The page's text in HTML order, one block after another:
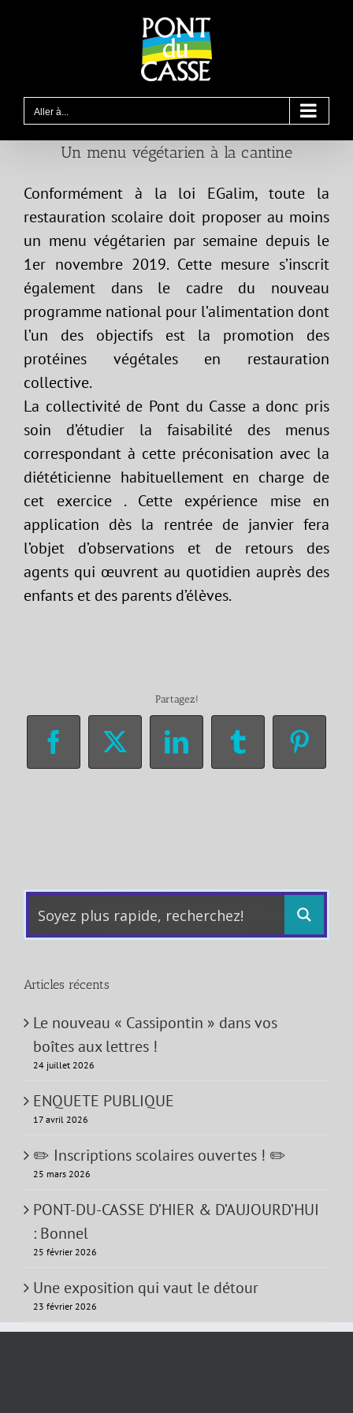
Aller à...
Un menu végétarien à la cantine
Conformément à la loi EGalim, toute la
restauration scolaire doit proposer au moins
un menu végétarien par semaine depuis le
1er novembre 2019. Cette mesure s’inscrit
également dans le cadre du nouveau
programme national pour l’alimentation dont
l’un des objectifs est la promotion des
protéines végétales en restauration
collective.
La collectivité de Pont du Casse a donc pris
soin d’étudier la faisabilité des menus
correspondant à cette préconisation avec la
diététicienne habituellement en charge de
cet exercice . Cette expérience mise en
application dès la rentrée de janvier fera
l’objet d’observations et de retours des
agents qui œuvrent au quotidien auprès des
enfants et des parents d’élèves.
Partagez!
Facebook
X LinkedInTumblr
Articles récents
Le nouveau « Cassipontin » dans vos
boîtes aux lettres !
24 juillet 2026
ENQUETE PUBLIQUE
17 avril 2026
✏️ Inscriptions scolaires ouvertes ! ✏️
25 mars 2026
PONT-DU-CASSE D’HIER & D’AUJOURD’HUI
: Bonnel
25 février 2026
Une exposition qui vaut le détour
23 février 2026